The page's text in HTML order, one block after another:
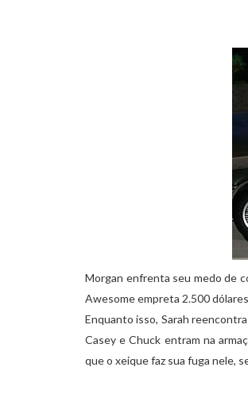
Morgan enfrenta seu medo de
Awesome empreta 2.500
Enquanto isso, Sarah
Casey e Chuck entram na
que o xeique faz sua fuga nele,